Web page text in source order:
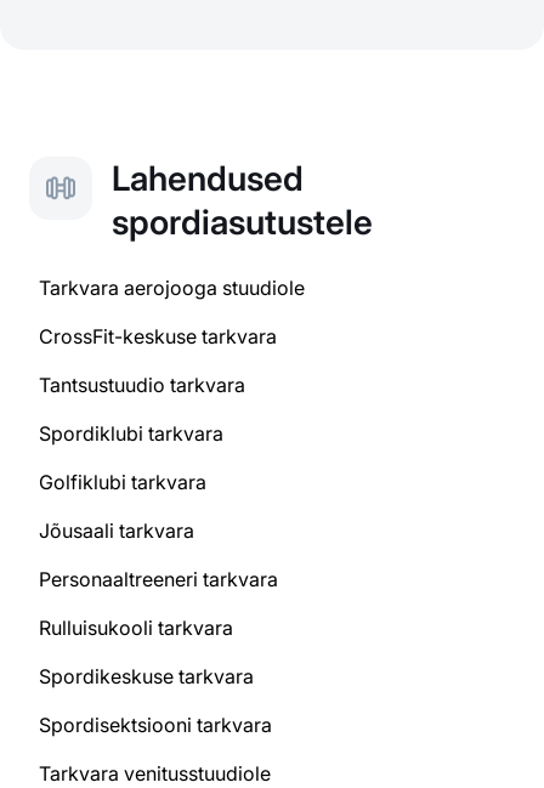
Lahendused
spordiasutustele
Tarkvara aerojooga stuudiole
CrossFit-keskuse tarkvara
Tantsustuudio tarkvara
Spordiklubi tarkvara
Golfiklubi tarkvara
Jõusaali tarkvara
Personaaltreeneri tarkvara
Rulluisukooli tarkvara
Spordikeskuse tarkvara
Spordisektsiooni tarkvara
Tarkvara venitusstuudiole